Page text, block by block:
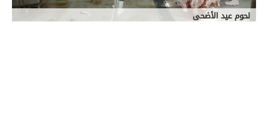
لحوم عيد الأضحى